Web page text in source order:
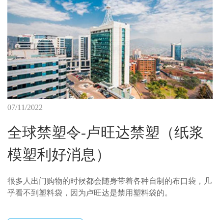
07/11/2022
全球禁塑令-卢旺达禁塑（纸浆
模塑利好消息）
很多人出门购物的时候都会随身带着各种自制的布口袋，几
乎看不到塑料袋，因为卢旺达是禁用塑料袋的。